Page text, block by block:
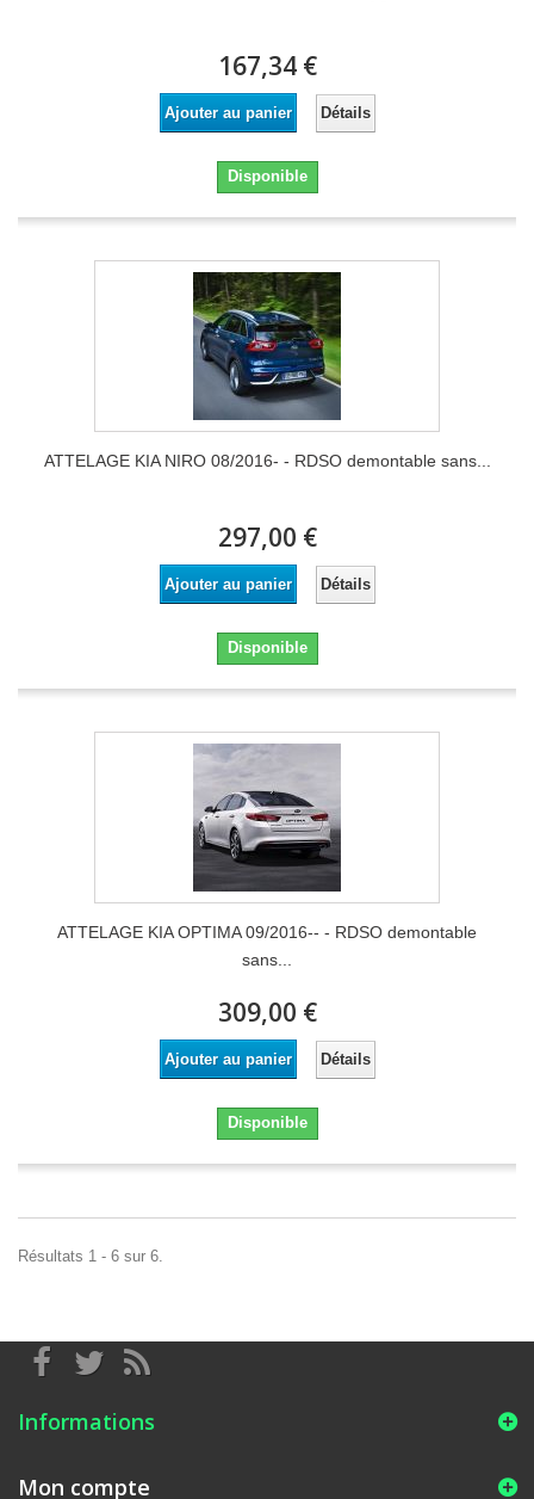
167,34 €
Ajouter au panier Détails
Disponible
ATTELAGE KIA NIRO 08/2016- - RDSO demontable sans...
297,00 €
Ajouter au panier Détails
Disponible
ATTELAGE KIA OPTIMA 09/2016-- - RDSO demontable
sans...
309,00 €
Ajouter au panier Détails
Disponible
Résultats 1 - 6 sur 6.
Informations
Mon compte